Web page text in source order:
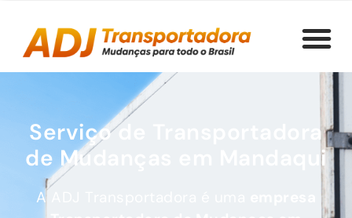
Serviço de Transportadora
de Mudanças em Mandaqui
A ADJ Transportadora é uma